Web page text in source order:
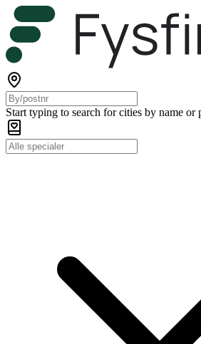
Start typing to search for cities by name or